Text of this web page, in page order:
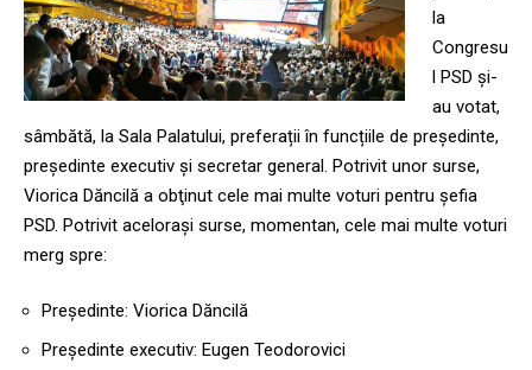
la
Congresu
l PSD și-
au votat,
sâmbătă, la Sala Palatului, preferații în funcțiile de președinte,
președinte executiv și secretar general. Potrivit unor surse,
Viorica Dăncilă a obţinut cele mai multe voturi pentru şefia
PSD. Potrivit aceloraşi surse, momentan, cele mai multe voturi
merg spre:
Președinte: Viorica Dăncilă
Președinte executiv: Eugen Teodorovici